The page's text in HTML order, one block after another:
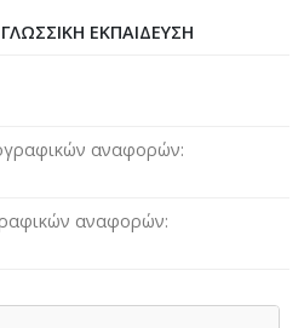
ΕΚΠΑΙΔΕΥΣΗ
αναφορών
αναφορών